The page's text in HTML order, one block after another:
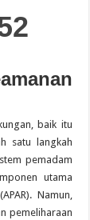
baik itu
satu langkah
pemadam
utama
Namun,
pemeliharaan